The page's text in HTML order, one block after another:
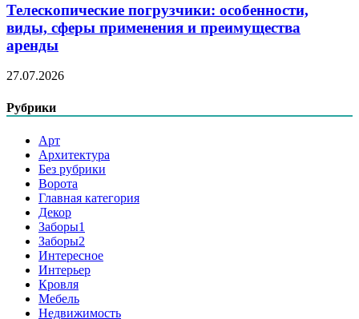
Телескопические погрузчики: особенности,
виды, сферы применения и преимущества
аренды
27.07.2026
Рубрики
Арт
Архитектура
Без рубрики
Ворота
Главная категория
Декор
Заборы1
Заборы2
Интересное
Интерьер
Кровля
Мебель
Недвижимость